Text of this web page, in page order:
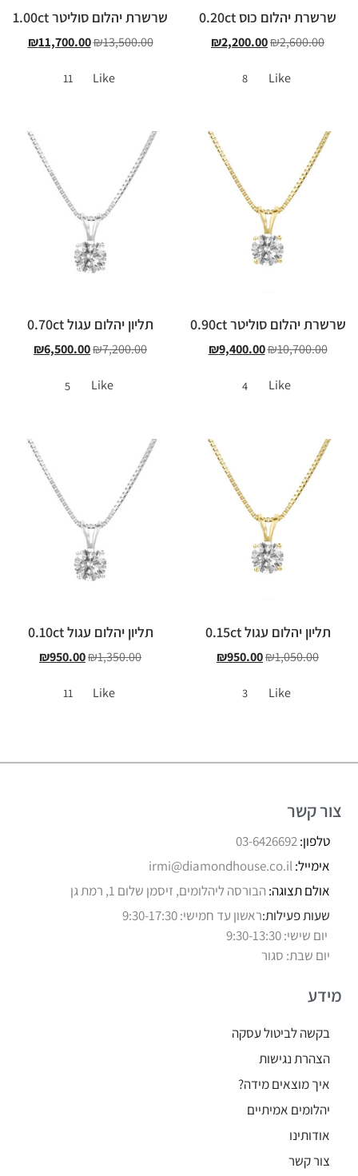
שרשרת יהלום כוס 0.20ct
₪2,600.00
₪2,200.00
Like
8
שרשרת יהלום סוליטר 1.00ct
₪13,500.00
₪11,700.00
Like
11
שרשרת יהלום סוליטר 0.90ct
₪10,700.00
₪9,400.00
Like
4
תליון יהלום עגול 0.70ct
₪7,200.00
₪6,500.00
Like
5
תליון יהלום עגול 0.15ct
₪1,050.00
₪950.00
Like
3
תליון יהלום עגול 0.10ct
₪1,350.00
₪950.00
Like
11
צור קשר
טלפון:03-6426692
אימייל:irmi@diamondhouse.co.il
אולם תצוגה: הבורסה ליהלומים, זיסמן שלום 1, רמת גן
שעות פעילות:ראשון עד חמישי: 9:30-17:30
יום שישי: 9:30-13:30
יום שבת: סגור
מידע
בקשה לביטול עסקה
הצהרת נגישות
איך מוצאים מידה?
יהלומים אמיתיים
אודותינו
צור קשר